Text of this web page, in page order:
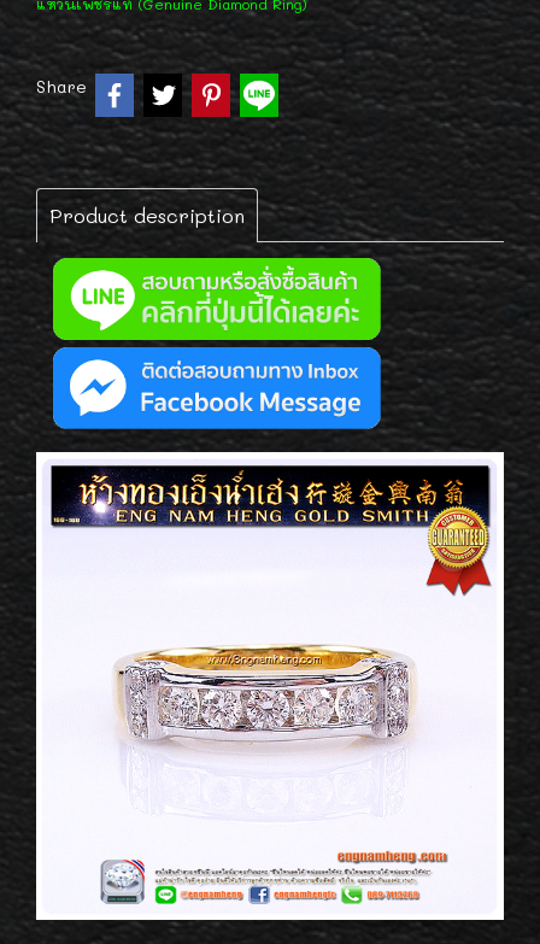
Share
Product description